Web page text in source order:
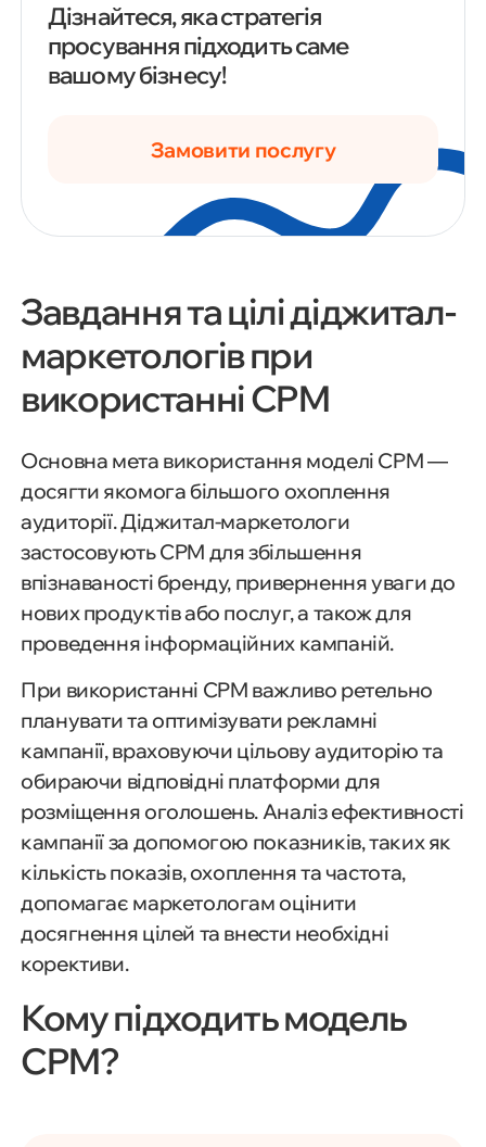
Дізнайтеся, яка стратегія
просування підходить саме
вашому бізнесу!
Замовити послугу
Завдання та цілі діджитал-
маркетологів при
використанні CPM
Основна мета використання моделі CPM —
досягти якомога більшого охоплення
аудиторії. Діджитал-маркетологи
застосовують CPM для збільшення
впізнаваності бренду, привернення уваги до
нових продуктів або послуг, а також для
проведення інформаційних кампаній.
При використанні CPM важливо ретельно
планувати та оптимізувати рекламні
кампанії, враховуючи цільову аудиторію та
обираючи відповідні платформи для
розміщення оголошень. Аналіз ефективності
кампанії за допомогою показників, таких як
кількість показів, охоплення та частота,
допомагає маркетологам оцінити
досягнення цілей та внести необхідні
корективи.
Кому підходить модель
CPM?